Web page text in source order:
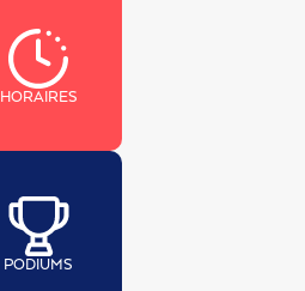
HORAIRES
PODIUMS